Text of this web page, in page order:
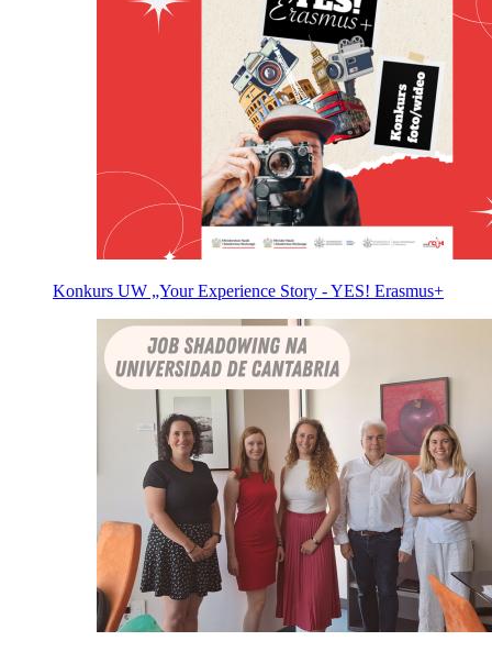
Konkurs UW „Your Experience Story - YES! Erasmus+